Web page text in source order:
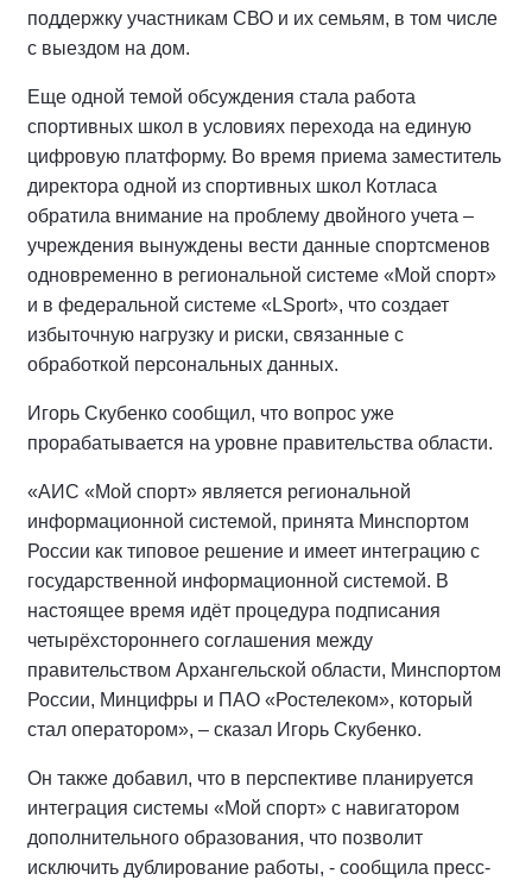
поддержку участникам СВО и их семьям, в том числе
с выездом на дом.
Еще одной темой обсуждения стала работа
спортивных школ в условиях перехода на единую
цифровую платформу. Во время приема заместитель
директора одной из спортивных школ Котласа
обратила внимание на проблему двойного учета –
учреждения вынуждены вести данные спортсменов
одновременно в региональной системе «Мой спорт»
и в федеральной системе «LSport», что создает
избыточную нагрузку и риски, связанные с
обработкой персональных данных.
Игорь Скубенко сообщил, что вопрос уже
прорабатывается на уровне правительства области.
«АИС «Мой спорт» является региональной
информационной системой, принята Минспортом
России как типовое решение и имеет интеграцию с
государственной информационной системой. В
настоящее время идёт процедура подписания
четырёхстороннего соглашения между
правительством Архангельской области, Минспортом
России, Минцифры и ПАО «Ростелеком», который
стал оператором», – сказал Игорь Скубенко.
Он также добавил, что в перспективе планируется
интеграция системы «Мой спорт» с навигатором
дополнительного образования, что позволит
исключить дублирование работы, - сообщила пресс-